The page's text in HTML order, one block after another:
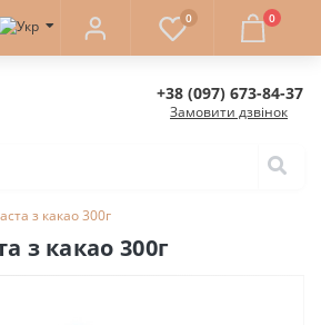
0 0
+38 (097) 673-84-37
Замовити дзвінок
з какао 300г
з какао 300г